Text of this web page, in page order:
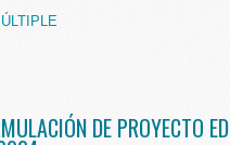
DE PROYECTO